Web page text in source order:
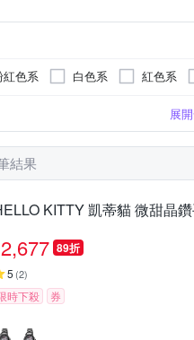
紅色系 白色系 紅色系
蝴蝶
陶瓷錶帶藍寶
展
結果
KITTY 凱蒂貓 微甜晶
2,677 89折
5 (2)
時下殺 券